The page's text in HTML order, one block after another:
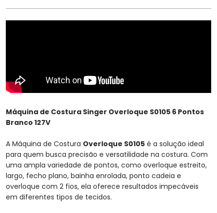
Máquina de Costura Singer Overloque S0105 6 Pontos
Branco 127V
A Máquina de Costura Overloque S0105 é a solução ideal
para quem busca precisão e versatilidade na costura. Com
uma ampla variedade de pontos, como overloque estreito,
largo, fecho plano, bainha enrolada, ponto cadeia e
overloque com 2 fios, ela oferece resultados impecáveis
em diferentes tipos de tecidos.